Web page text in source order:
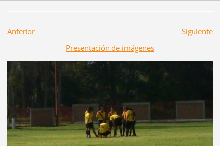
Anterior
Siguiente
Presentación de imágenes